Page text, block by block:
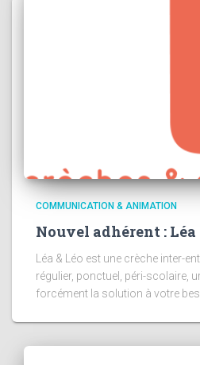
COMMUNICATION & ANIMATION
Nouvel adhérent : Léa
Léa & Léo est une crèche inter-
régulier, ponctuel, péri-scolaire,
forcément la solution à votre